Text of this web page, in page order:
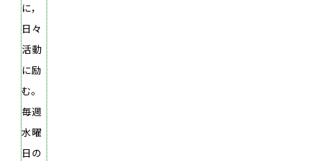
に，
日々
活動
に励
む。
毎週
水曜
日の